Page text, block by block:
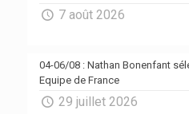
7 août 2026
04-06/08 : Nathan Bonenfant
Equipe de France
29 juillet 2026